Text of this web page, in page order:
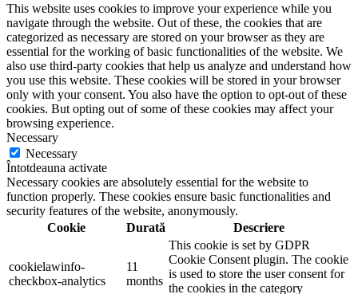
This website uses cookies to improve your experience while you
navigate through the website. Out of these, the cookies that are
categorized as necessary are stored on your browser as they are
essential for the working of basic functionalities of the website. We
also use third-party cookies that help us analyze and understand how
you use this website. These cookies will be stored in your browser
only with your consent. You also have the option to opt-out of these
cookies. But opting out of some of these cookies may affect your
browsing experience.
Necessary
Necessary
Întotdeauna activate
Necessary cookies are absolutely essential for the website to
function properly. These cookies ensure basic functionalities and
security features of the website, anonymously.
Cookie
Durată Descriere
cookielawinfo-
checkbox-analytics
11
months
This cookie is set by GDPR
Cookie Consent plugin. The cookie
is used to store the user consent for
the cookies in the category